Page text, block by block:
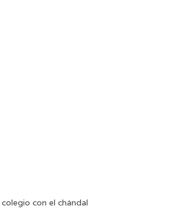
con el chándal